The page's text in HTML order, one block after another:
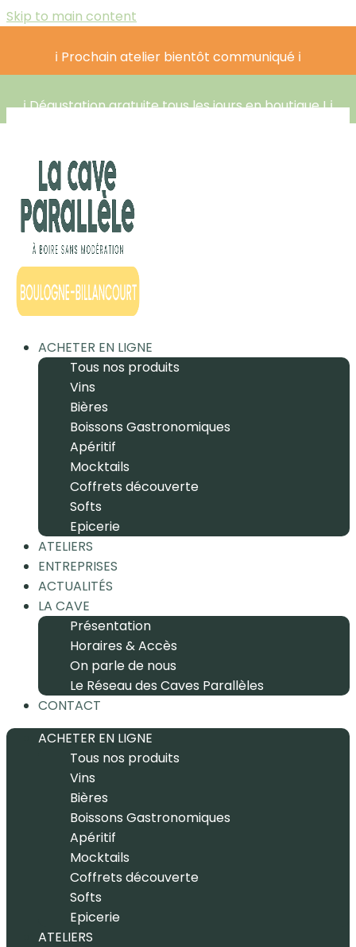
Skip to main content
ℹ️ Prochain atelier bientôt communiqué ℹ️
ℹ️ Dégustation gratuite tous les jours en boutique ! ℹ️
ACHETER EN LIGNE
Tous nos produits
Vins
Bières
Boissons Gastronomiques
Apéritif
Mocktails
Coffrets découverte
Softs
Epicerie
ATELIERS
ENTREPRISES
ACTUALITÉS
LA CAVE
Présentation
Horaires & Accès
On parle de nous
Le Réseau des Caves Parallèles
CONTACT
ACHETER EN LIGNE
Tous nos produits
Vins
Bières
Boissons Gastronomiques
Apéritif
Mocktails
Coffrets découverte
Softs
Epicerie
ATELIERS